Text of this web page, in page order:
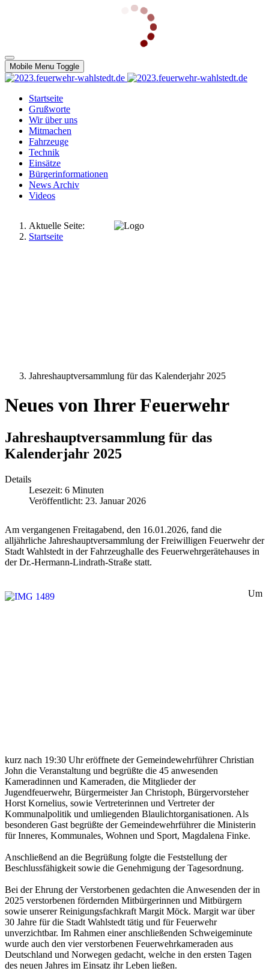
Mobile Menu Toggle
Startseite
Grußworte
Wir über uns
Mitmachen
Fahrzeuge
Technik
Einsätze
Bürgerinformationen
News Archiv
Videos
Aktuelle Seite:
Startseite
Jahreshauptversammlung für das Kalenderjahr 2025
Neues von Ihrer Feuerwehr
Jahreshauptversammlung für das
Kalenderjahr 2025
Details
Lesezeit: 6 Minuten
Veröffentlicht: 23. Januar 2026
Am vergangenen Freitagabend, den 16.01.2026, fand die
alljährliche Jahreshauptversammlung der Freiwilligen Feuerwehr der
Stadt Wahlstedt in der Fahrzeughalle des Feuerwehrgerätehauses in
der Dr.-Hermann-Lindrath-Straße statt.
Um
kurz nach 19:30 Uhr eröffnete der Gemeindewehrführer Christian
John die Veranstaltung und begrüßte die 45 anwesenden
Kameradinnen und Kameraden, die Mitglieder der
Jugendfeuerwehr, Bürgermeister Jan Christoph, Bürgervorsteher
Horst Kornelius, sowie Vertreterinnen und Vertreter der
Kommunalpolitik und umliegenden Blaulichtorganisationen. Als
besonderen Gast begrüßte der Gemeindewehrführer die Ministerin
für Inneres, Kommunales, Wohnen und Sport, Magdalena Finke.
Anschließend an die Begrüßung folgte die Feststellung der
Beschlussfähigkeit sowie die Genehmigung der Tagesordnung.
Bei der Ehrung der Verstorbenen gedachten die Anwesenden der in
2025 verstorbenen fördernden Mitbürgerinnen und Mitbürgern
sowie unserer Reinigungsfachkraft Margit Möck. Margit war über
30 Jahre für die Stadt Wahlstedt tätig und für Feuerwehr
unverzichtbar. Im Rahmen einer anschließenden Schweigeminute
wurde auch den vier verstorbenen Feuerwehrkameraden aus
Deutschland und Norwegen gedacht, welche in den ersten Tagen
des neuen Jahres im Einsatz ihr Leben ließen.